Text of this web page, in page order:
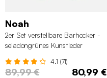
Noah
2er Set verstellbare Barhocker -
seladongrünes Kunstleder
4.1 (71)
89,99 € 80,99 €